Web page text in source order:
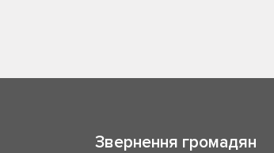
Звернення громадян